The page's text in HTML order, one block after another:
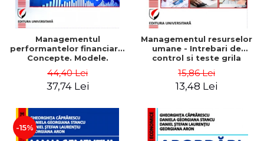
Managementul
performantelor financiare.
Concepte. Modele.
44,40 Lei
37,74 Lei
Managementul resurselor
umane - Intrebari de
control si teste grila
15,86 Lei
13,48 Lei
-15%